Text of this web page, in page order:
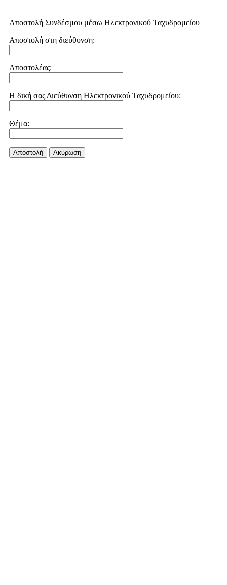
Αποστολή Συνδέσμου μέσω Ηλεκτρονικού Ταχυδρομείου
Αποστολή στη διεύθυνση:
Αποστολέας:
Η δική σας Διεύθυνση Ηλεκτρονικού Ταχυδρομείου:
Θέμα:
Αποστολή Aκύρωση